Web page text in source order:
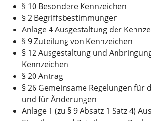
§ 10 Besondere Kennzeichen
§ 2 Begriffsbestimmungen
Anlage 4 Ausgestaltung der
§ 9 Zuteilung von Kennzeichen
§ 12 Ausgestaltung und
Kennzeichen
§ 20 Antrag
§ 26 Gemeinsame Regelungen für
und für Änderungen
Anlage 1 (zu § 9 Absatz 1 Satz 4)